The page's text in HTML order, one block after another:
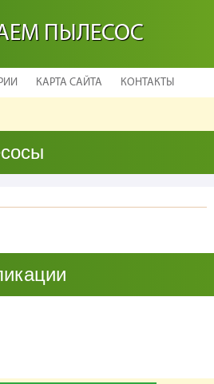
ПЫЛЕСОС
КАРТА САЙТА КОНТАКТЫ